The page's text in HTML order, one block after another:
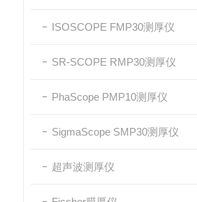
ISOSCOPE FMP30测厚仪
SR-SCOPE RMP30测厚仪
PhaScope PMP10测厚仪
SigmaScope SMP30测厚仪
超声波测厚仪